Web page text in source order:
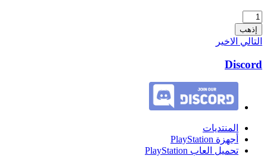
إذهب
التالي الاخير
Discord
المنتديات
أجهزة PlayStation
تحميل العاب PlayStation